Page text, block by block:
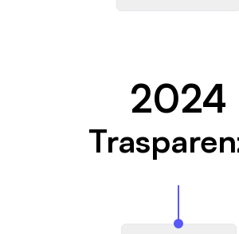
2024